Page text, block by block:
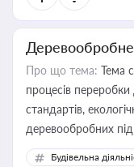
Про що тема: Тема
процесів
стандартів,
деревообробних
Будівельна